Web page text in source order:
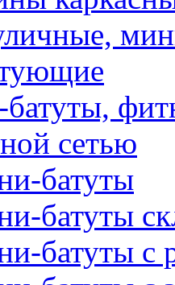
сетью
батуты
батуты
батуты с